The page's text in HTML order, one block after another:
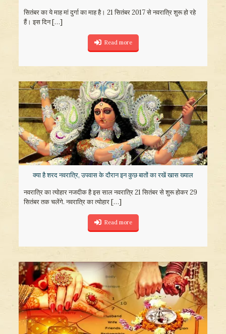
सितंबर का ये माह मां दुर्गा का माह है। 21 सितंबर 2017 से नवरात्रि शुरू हो रहे
हैं। इस दिन[…]
Read more
क्या है शरद नवरात्रि, उपवास के दौरान इन कुछ बातों का रखें खास ख्याल
नवरात्रि का त्योहार नजदीक है इस साल नवरात्रि 21 सितंबर से शुरू होकर 29
सितंबर तक चलेंगे. नवरात्रि का त्योहार[…]
Read more